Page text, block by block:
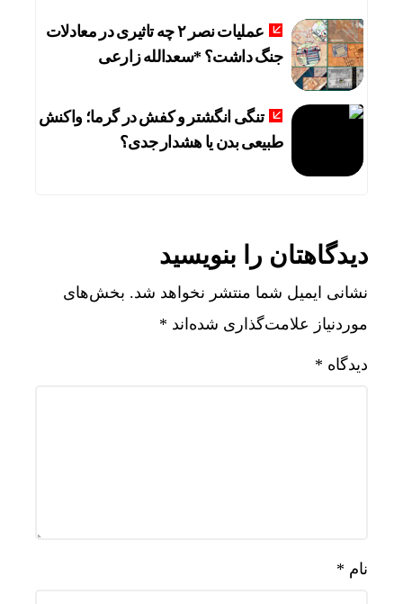
عملیات نصر ۲ چه تاثیری در معادلات
جنگ داشت؟ *سعدالله زارعی
تنگی انگشتر و کفش در گرما؛ واکنش
طبیعی بدن یا هشدار جدی؟
دیدگاهتان را بنویسید
نشانی ایمیل شما منتشر نخواهد شد. بخش‌های
موردنیاز علامت‌گذاری شده‌اند *
دیدگاه *
نام *